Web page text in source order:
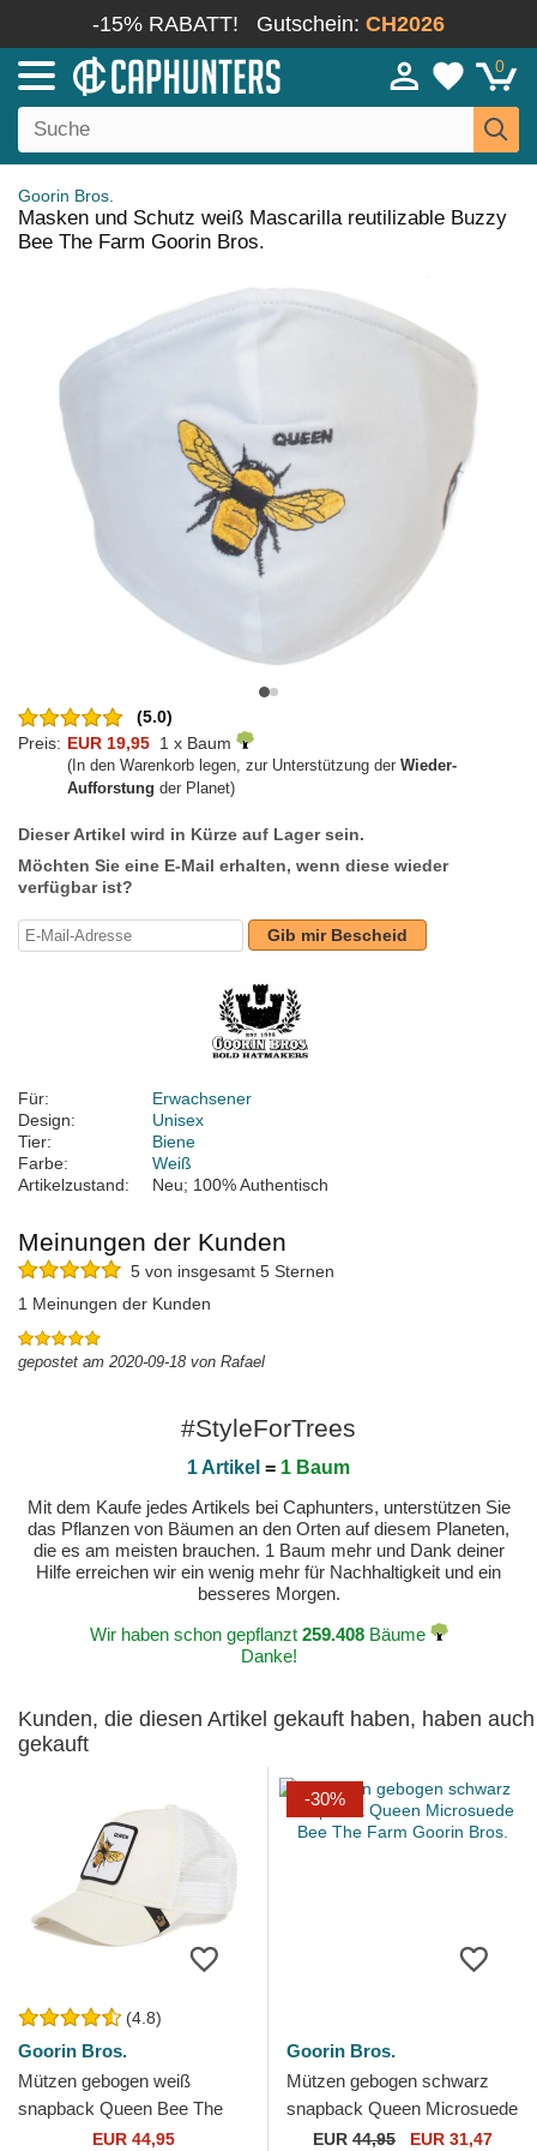
-15% RABATT! Gutschein: CH2026
0
Goorin Bros.
Masken und Schutz weiß Mascarilla reutilizable Buzzy
Bee The Farm Goorin Bros.
(5.0)
Preis: EUR 19,95 1 x Baum
(In den Warenkorb legen, zur Unterstützung der Wieder-
Aufforstung der Planet)
Dieser Artikel wird in Kürze auf Lager sein.
Möchten Sie eine E-Mail erhalten, wenn diese wieder
verfügbar ist?
Gib mir Bescheid
Für:
Erwachsener
Design:
Unisex
Tier:
Biene
Farbe:
Weiß
Artikelzustand:
Neu; 100% Authentisch
Meinungen der Kunden
5 von insgesamt 5 Sternen
1 Meinungen der Kunden
gepostet am 2020-09-18 von Rafael
#StyleForTrees
1 Artikel = 1 Baum
Mit dem Kaufe jedes Artikels bei Caphunters, unterstützen Sie
das Pflanzen von Bäumen an den Orten auf diesem Planeten,
die es am meisten brauchen. 1 Baum mehr und Dank deiner
Hilfe erreichen wir ein wenig mehr für Nachhaltigkeit und ein
besseres Morgen.
Wir haben schon gepflanzt 259.408Bäume
Danke!
Kunden, die diesen Artikel gekauft haben, haben auch
gekauft
(4.8)
Goorin Bros.
Mützen gebogen weiß
snapback Queen Bee The
Farm Goorin Bros.
EUR 44,95
-30%
Goorin Bros.
Mützen gebogen schwarz
snapback Queen Microsuede
Bee The Farm Goorin Bros.
EUR 44,95 EUR 31,47